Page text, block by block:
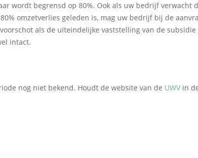
wordt begrensd op 80%. Ook als uw bedrijf verwacht
omzetverlies geleden is, mag uw bedrijf bij de
als de uiteindelijke vaststelling van de
intact.
nog niet bekend. Houdt de website van de UWV in